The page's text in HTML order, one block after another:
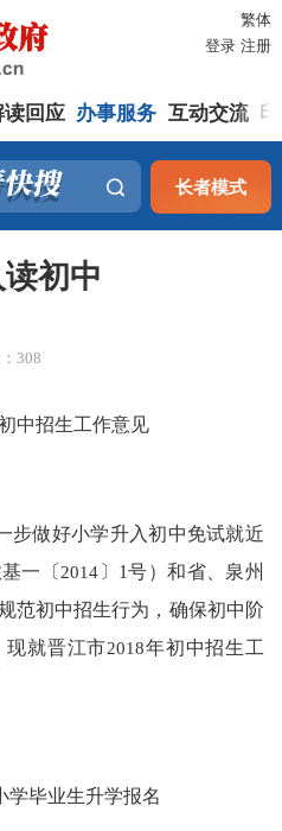
繁体
登录 注册
读回应 办事服务 互动交流
长者模式
读初中
308
中招生工作意见
步做好小学升入初中免试就近
一〔 2014 〕 1号）和省、泉州
范初中招生行为，确保初中阶
现就晋江市2018年初中招生工
学毕业生升学报名